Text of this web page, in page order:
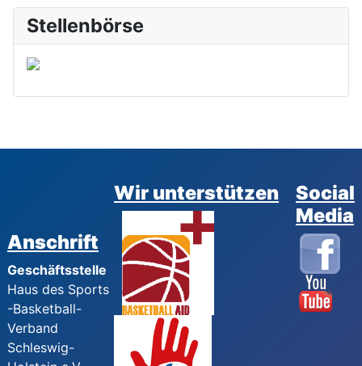
Stellenbörse
Anschrift
Geschäftsstelle
Haus des Sports
-Basketball-
Verband
Schleswig-
Wir unterstützen
Social
Media